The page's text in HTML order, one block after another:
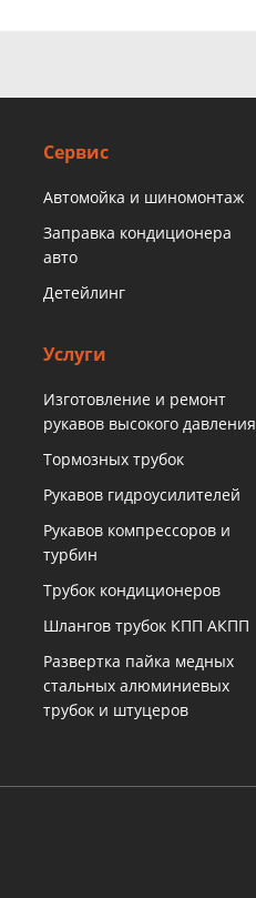
Сервис
Автомойка и шиномонтаж
Заправка кондиционера
авто
Детейлинг
Услуги
Изготовление и ремонт
рукавов высокого давления
Тормозных трубок
Рукавов гидроусилителей
Рукавов компрессоров и
турбин
Трубок кондиционеров
Шлангов трубок КПП АКПП
Развертка пайка медных
стальных алюминиевых
трубок и штуцеров